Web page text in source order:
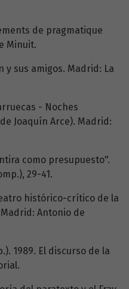
de pragmatique
Minuit.
y sus amigos. Madrid: La
- Noches
Joaquín Arce). Madrid:
como presupuesto".
29-41.
histórico-crítico de la
Antonio de
1989. El discurso de la